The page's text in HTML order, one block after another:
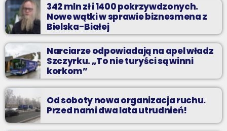
342 mln zł i 1400 pokrzywdzonych.
Nowe wątki w sprawie biznesmena z
Bielska-Białej
Narciarze odpowiadają na apel władz
Szczyrku. „To nie turyści są winni
korkom”
Od soboty nowa organizacja ruchu.
Przed nami dwa lata utrudnień!